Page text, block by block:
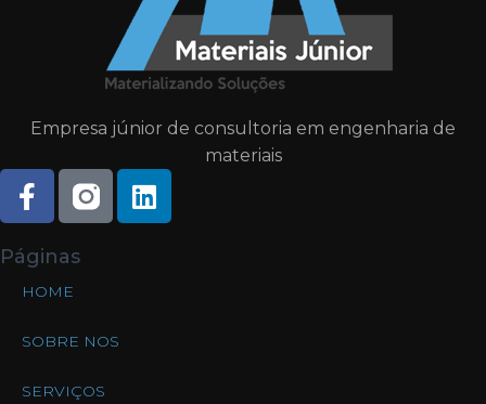
Empresa júnior de consultoria em engenharia de
materiais
Páginas
HOME
SOBRE NOS
SERVIÇOS